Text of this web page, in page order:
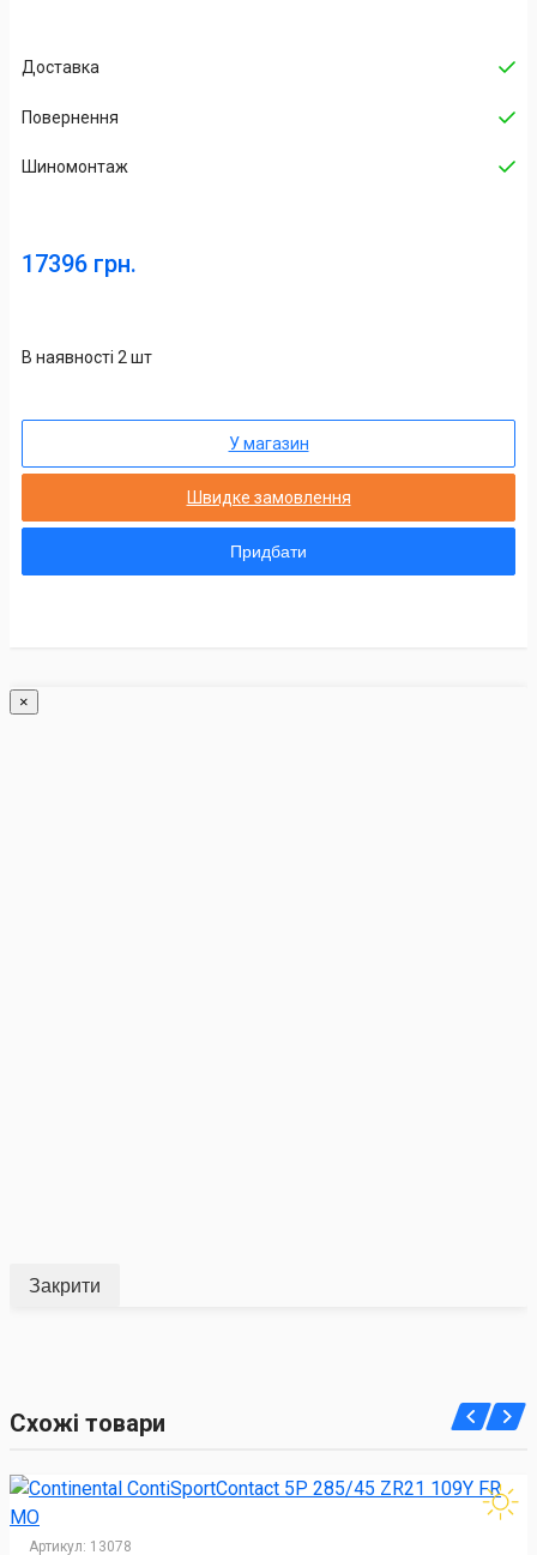
Доставка
Повернення
Шиномонтаж
17396 грн.
В наявності 2 шт
У магазин
Швидке замовлення
Придбати
×
Закрити
Схожі товари
Артикул: 13078